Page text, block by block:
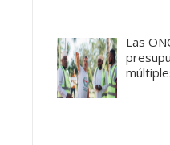
Las